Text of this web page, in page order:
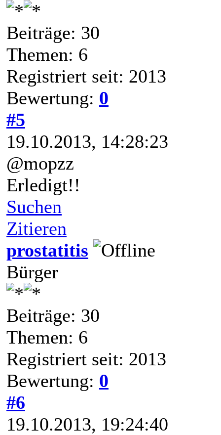
Beiträge: 30
Themen: 6
Registriert seit: 2013
Bewertung: 0
#5
19.10.2013, 14:28:23
@mopzz
Erledigt!!
Suchen
Zitieren
prostatitis
Bürger
Beiträge: 30
Themen: 6
Registriert seit: 2013
Bewertung: 0
#6
19.10.2013, 19:24:40